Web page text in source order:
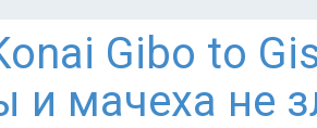
Gibo to
и мачеха не